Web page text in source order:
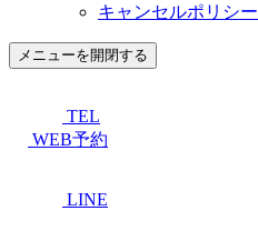
キャンセルポリシー
メニューを開閉する
TEL
WEB予約
LINE